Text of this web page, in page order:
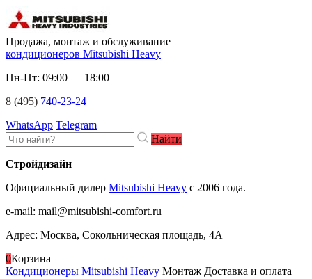
Продажа, монтаж и обслуживание
кондиционеров Mitsubishi Heavy
Пн-Пт: 09:00 — 18:00
8 (495) 740-23-24
WhatsApp Telegram
Найти
Стройдизайн
Официальный дилер Mitsubishi Heavy c 2006 года.
e-mail: mail@mitsubishi-comfort.ru
Адрес: Москва, Сокольническая площадь, 4А
0Корзина
Кондиционеры Mitsubishi Heavy Монтаж Доставка и оплата